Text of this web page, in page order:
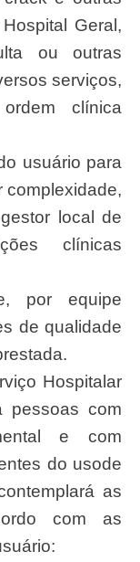
Geral,
ou outras
serviços,
clínica
usuário para
complexidade,
local de
clínicas
por equipe
de qualidade
Hospitalar
pessoas com
e com
do usode
as
com as